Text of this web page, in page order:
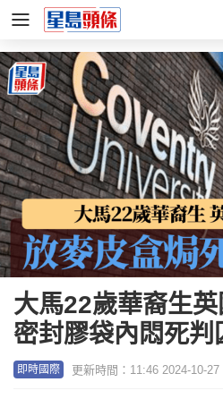
大馬22歲華裔生
密封膠袋內悶死判
即時國際 更新時間：11:46 2024-10-27